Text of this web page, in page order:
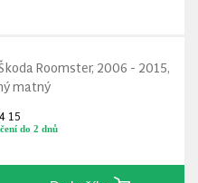
Roomster, 2006 - 2015,
matný
15
do 2 dnů